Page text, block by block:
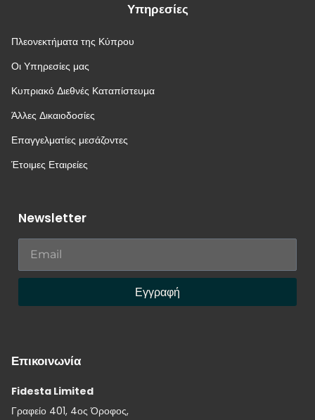
Υπηρεσίες
Πλεονεκτήματα της Κύπρου
Οι Υπηρεσίες μας
Κυπριακό Διεθνές Καταπίστευμα
Άλλες Δικαιοδοσίες
Επαγγελματίες μεσάζοντες
Έτοιμες Εταιρείες
Newsletter
Εγγραφή
Επικοινωνία
Fidesta Limited
Γραφείο 401, 4ος Όροφος,